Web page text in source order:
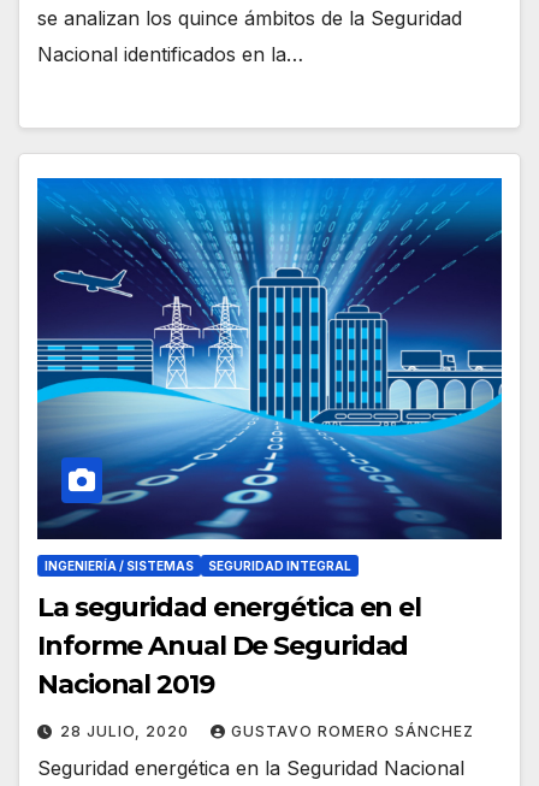
se analizan los quince ámbitos de la Seguridad
Nacional identificados en la…
INGENIERÍA / SISTEMAS SEGURIDAD INTEGRAL
La seguridad energética en el
Informe Anual De Seguridad
Nacional 2019
28 JULIO, 2020 GUSTAVO ROMERO SÁNCHEZ
Seguridad energética en la Seguridad Nacional